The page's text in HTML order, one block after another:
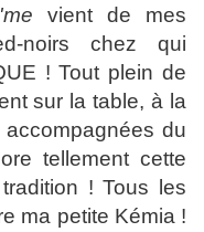
vient de mes
noirs chez qui
! Tout plein de
sur la table, à la
accompagnées du
tellement cette
! Tous les
ma petite Kémia !